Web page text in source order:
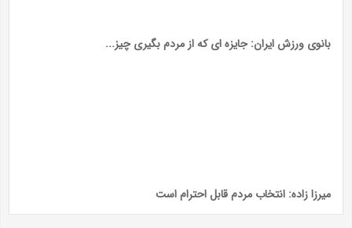
بانوی ورزش ایران: جایزه ای که از مردم بگیری چیز...
میرزا زاده: انتخاب مردم قابل احترام است